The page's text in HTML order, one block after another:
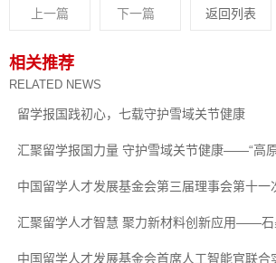
上一篇 下一篇 返回列表
相关推荐
RELATED NEWS
留学报国践初心，七载守护雪域关节健康
汇聚留学报国力量 守护雪域关节健康——“高
中国留学人才发展基金会第三届理事会第十一
汇聚留学人才智慧 聚力新材料创新应用——石
中国留学人才发展基金会首席人工智能官联合